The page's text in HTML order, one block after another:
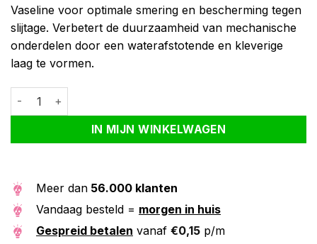
Vaseline voor optimale smering en bescherming tegen
slijtage. Verbetert de duurzaamheid van mechanische
onderdelen door een waterafstotende en kleverige
laag te vormen.
CyclOn Vaseline 50ml aantal
IN MIJN WINKELWAGEN
Alternative:
Meer dan 56.000 klanten
Vandaag besteld = morgen in huis
Gespreid betalen vanaf €0,15 p/m